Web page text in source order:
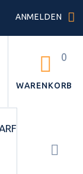
ANMELDEN
WARENKORB
0